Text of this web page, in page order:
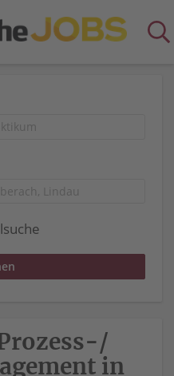
in